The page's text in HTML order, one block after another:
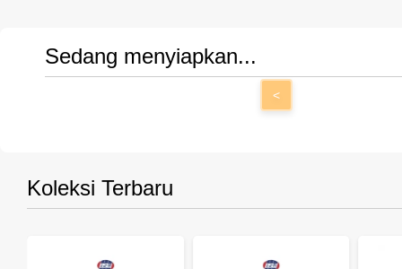
Sedang menyiapkan...
<
Koleksi Terbaru